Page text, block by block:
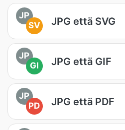
JP
SV
JPG että SVG
JP
GI
JPG että GIF
JP
PD
JPG että PDF